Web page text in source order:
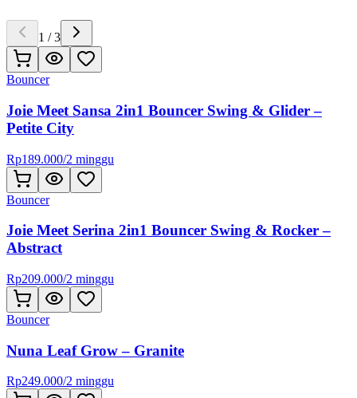
1 /3
Bouncer
Joie Meet Sansa 2in1 Bouncer Swing & Glider –
Petite City
Rp189.000/2 minggu
Bouncer
Joie Meet Serina 2in1 Bouncer Swing & Rocker –
Abstract
Rp209.000/2 minggu
Bouncer
Nuna Leaf Grow – Granite
Rp249.000/2 minggu